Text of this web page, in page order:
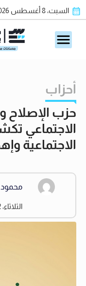
السبت، 8 أغسطس 2026
أحزاب
حزب الإصلاح
الاجتماعي
الاجتماعية
الثلاثاء، 12 مايو 2026 11:59 صباحًا